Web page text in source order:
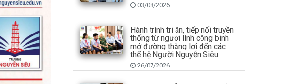
03/08/2026
Hành trình tri ân, tiếp nối truyền
thống từ người lính công binh
mở đường thắng lợi đến các
thế hệ Người Nguyễn Siêu
26/07/2026